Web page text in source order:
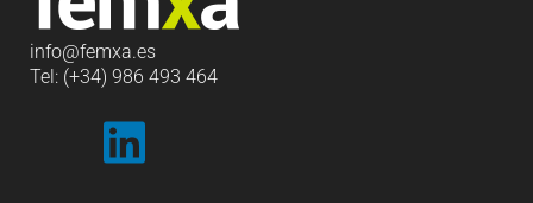
info@femxa.es
Tel: (+34) 986 493 464